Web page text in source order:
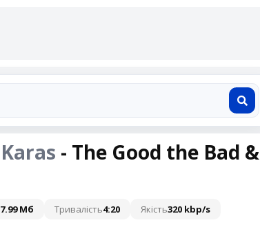
- The Good the Bad &
7.99 Мб Тривалість4:20 Якість320 kbp/s